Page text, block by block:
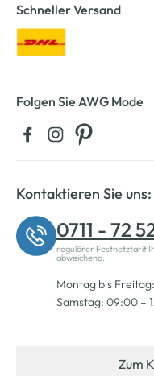
Schneller Versand
Folgen Sie AWG Mode
Kontaktieren Sie uns:
0711 - 72
regulärer Festnetztarif
abweichend.
Montag bis
Samstag: 09:00 –
Zum